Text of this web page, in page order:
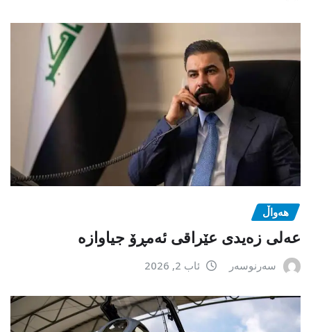
هەواڵ
عەلی زەیدی عێراقی ئەمڕۆ جیاوازە
سەرنوسەر ئاب 2, 2026